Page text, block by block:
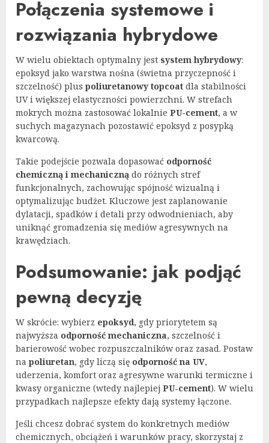
Połączenia systemowe i
rozwiązania hybrydowe
W wielu obiektach optymalny jest system hybrydowy:
epoksyd jako warstwa nośna (świetna przyczepność i
szczelność) plus poliuretanowy topcoat dla stabilności
UV i większej elastyczności powierzchni. W strefach
mokrych można zastosować lokalnie PU-cement, a w
suchych magazynach pozostawić epoksyd z posypką
kwarcową.
Takie podejście pozwala dopasować odporność
chemiczną i mechaniczną do różnych stref
funkcjonalnych, zachowując spójność wizualną i
optymalizując budżet. Kluczowe jest zaplanowanie
dylatacji, spadków i detali przy odwodnieniach, aby
uniknąć gromadzenia się mediów agresywnych na
krawędziach.
Podsumowanie: jak podjąć
pewną decyzję
W skrócie: wybierz epoksyd, gdy priorytetem są
najwyższa odporność mechaniczna, szczelność i
barierowość wobec rozpuszczalników oraz zasad. Postaw
na poliuretan, gdy liczą się odporność na UV,
uderzenia, komfort oraz agresywne warunki termiczne i
kwasy organiczne (wtedy najlepiej PU-cement). W wielu
przypadkach najlepsze efekty dają systemy łączone.
Jeśli chcesz dobrać system do konkretnych mediów
chemicznych, obciążeń i warunków pracy, skorzystaj z